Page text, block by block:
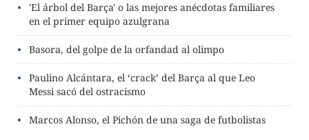
'El árbol del Barça' o las mejores anécdotas familiares
en el primer equipo azulgrana
Basora, del golpe de la orfandad al olimpo
Paulino Alcántara, el ‘crack’ del Barça al que Leo
Messi sacó del ostracismo
Marcos Alonso, el Pichón de una saga de futbolistas